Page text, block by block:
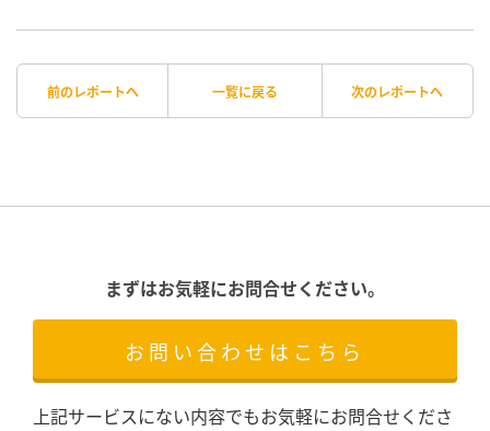
前のレポートへ 一覧に戻る 次のレポートへ
まずはお気軽にお問合せください。
お問い合わせはこちら
上記サービスにない内容でもお気軽にお問合せくださ